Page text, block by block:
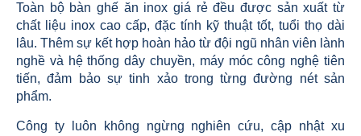
Toàn bộ bàn ghế ăn inox giá rẻ đều được sản xuất từ
chất liệu inox cao cấp, đặc tính kỹ thuật tốt, tuổi thọ dài
lâu. Thêm sự kết hợp hoàn hảo từ đội ngũ nhân viên lành
nghề và hệ thống dây chuyền, máy móc công nghệ tiên
tiến, đảm bảo sự tinh xảo trong từng đường nét sản
phẩm.
Công ty luôn không ngừng nghiên cứu, cập nhật xu